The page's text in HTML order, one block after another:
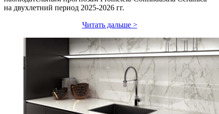
на двухлетний период 2025-2026 гг.
Читать дальше >